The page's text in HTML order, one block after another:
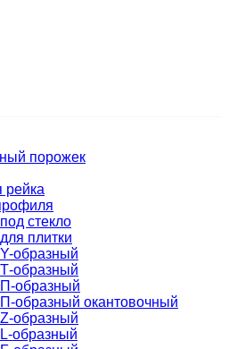
порожек
рейка
стекло
плитки
образный
образный
образный
образный окантовочный
образный
образный